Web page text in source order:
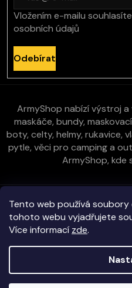
Tento web používá soubory
tohoto webu vyjadřujete
Více informací zde.
Vložením e-mailu
osobních údajů
Odebírat
ArmyShop nabízí výstroj a
maskáče, bundy,
boty, celty, helmy, rukavice,
pytle, věci pro camping a
ArmyShop, kde
Zákaznická péče
Vše o nákupu